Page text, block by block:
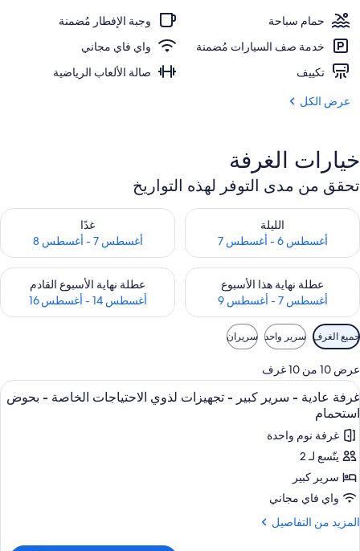
الردهة حمام سباحة
وجبة الإفطار مُضمنة
خدمة صف السيارات مُضمنة
واي فاي مجاني
تكييف
صالة الألعاب الرياضية
عرض الكل
خيارات الغرفة
تحقق من مدى التوفر لهذه التواريخ
الليلة
أغسطس 6 - أغسطس 7
تحقق من مدى التوفر لليلة للفترة أغسطس 6 - أغسطس 7
غدًا
أغسطس 7 - أغسطس 8
تحقق من مدى التوفر لغد للفترة أغسطس
عطلة نهاية هذا الأسبوع
أغسطس 7 - أغسطس 9
تحقق من مدى التوفر لعطلة نهاية هذا الأسبوع للفترة أغسطس 7 - أغسطس 9
عطلة نهاية الأسبوع القادم
أغسطس 14 - أغسطس 16
تحقق من مدى التوفر لعطلة نهاية
عوامل
التصفية
المتاحة
للغرف
جميع الغرف سرير واحد سريران
عرض 10 من 10 غرف
استعراض
جميع
صور
غرفة
عادية
-
سرير
كبير
ملاءات للفراش لا تسبب الحساسية
6
غرفة عادية - سرير كبير - تجهيزات لذوي الاحتياجات الخاصة - بحوض
استحمام
غرفة نوم واحدة
يتّسع لـ 2
سرير كبير
واي فاي مجاني
المزيد من التفاصيل
المزيد